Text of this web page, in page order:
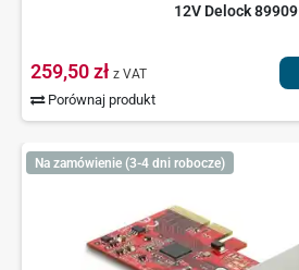
12V Delock 89909
259,50 zł z VAT
Porównaj produkt
Na zamówienie (3-4 dni robocze)